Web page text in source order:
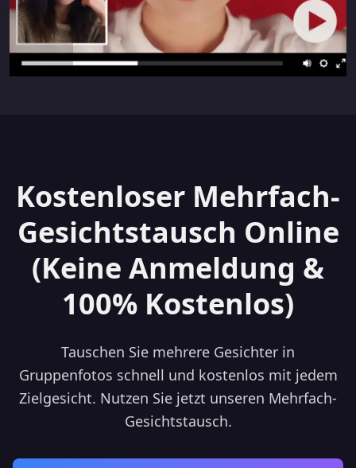
Kostenloser Mehrfach-
Gesichtstausch Online
(Keine Anmeldung &
100% Kostenlos)
Tauschen Sie mehrere Gesichter in
Gruppenfotos schnell und kostenlos mit jedem
Zielgesicht. Nutzen Sie jetzt unseren Mehrfach-
Gesichtstausch.